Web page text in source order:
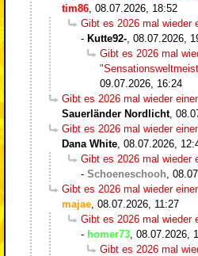
tim86 08.07.2026, 18:52
Gibt es 2026 mal wieder
- Kutte92- 08.07.2026,
Gibt es 2026 mal
09.07.2026, 16:24
Gibt es 2026 mal wieder
Sauerländer Nordlicht,
Gibt es 2026 mal wieder
Dana White 08.07.2026,
Gibt es 2026 mal wieder
- Schoeneschooh
Gibt es 2026 mal wieder
majae 08.07.2026, 11:27
Gibt es 2026 mal wieder
- homer73 08.07.2026,
Gibt es 2026 mal